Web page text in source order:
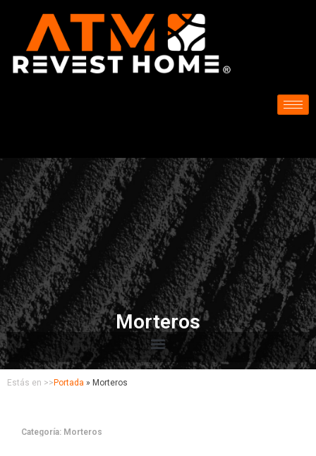
Morteros
Portada » Morteros
Estás en >>
Categoría: Morteros